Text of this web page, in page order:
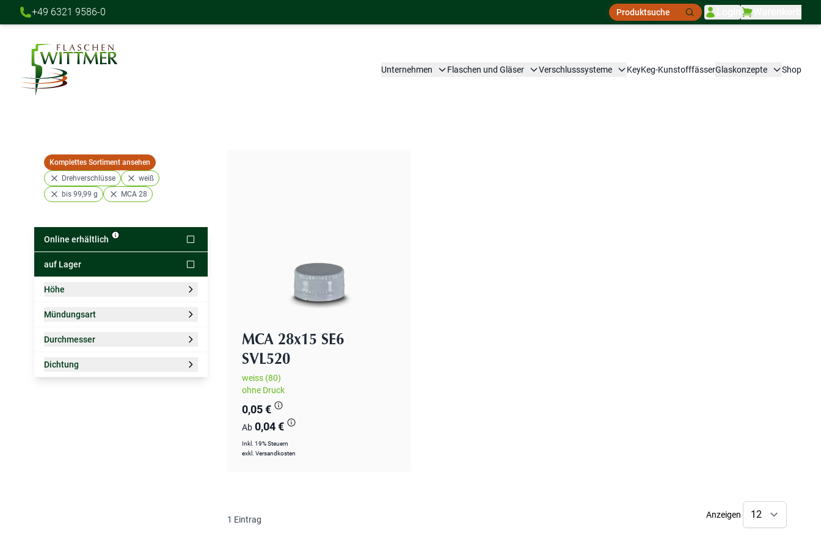
+49 6321 9586-0
Suche
Unternehmen Flaschen und Gläser Verschlusssysteme KeyKeg-KunstofffässerGlaskonzepte Shop
Komplettes Sortiment ansehen
Drehverschlüsse
weiß
bis 99,99 g
MCA 28
Online erhältlich
auf Lager
Zur Produktliste springen
Höhe
Mündungsart
Durchmesser
Dichtung
Filter
MCA 28x15 SE6
SVL520
weiss (80)
ohne Druck
0,05 €
Ab 0,04 €
Inkl. 19% Steuern
exkl. Versandkosten
1 Eintrag Anzeigen